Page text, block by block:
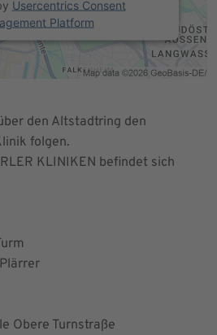
Usercentrics Consent
Platform
den Altstadtring den
folgen.
KLINIKEN befindet sich
Obere Turnstraße